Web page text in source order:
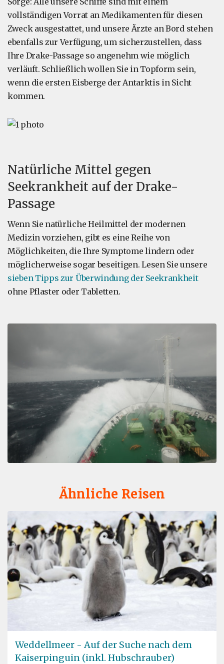
vollständigen Vorrat an Medikamenten für diesen
Zweck ausgestattet, und unsere Ärzte an Bord stehen
ebenfalls zur Verfügung, um sicherzustellen, dass
Ihre Drake-Passage so angenehm wie möglich
verläuft. Schließlich wollen Sie in Topform sein,
wenn die ersten Eisberge der Antarktis in Sicht
kommen.
Natürliche Mittel gegen
Seekrankheit auf der Drake-
Passage
Wenn Sie natürliche Heilmittel der modernen
Medizin vorziehen, gibt es eine Reihe von
Möglichkeiten, die Ihre Symptome lindern oder
möglicherweise sogar beseitigen. Lesen Sie unsere
sieben Tipps zur Überwindung der Seekrankheit
ohne Pflaster oder Tabletten.
Ähnliche Reisen
Weddellmeer - Auf der Suche nach dem
Kaiserpinguin (inkl. Hubschrauber)